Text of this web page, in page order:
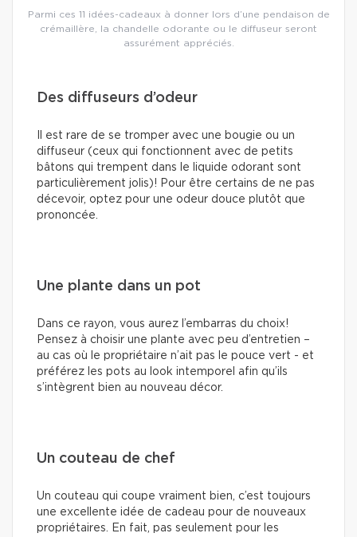
Parmi ces 11 idées-cadeaux à donner lors d’une pendaison de
crémaillère, la chandelle odorante ou le diffuseur seront
assurément appréciés.
Des diffuseurs d’odeur
Il est rare de se tromper avec une bougie ou un
diffuseur (ceux qui fonctionnent avec de petits
bâtons qui trempent dans le liquide odorant sont
particulièrement jolis)! Pour être certains de ne pas
décevoir, optez pour une odeur douce plutôt que
prononcée.
Une plante dans un pot
Dans ce rayon, vous aurez l’embarras du choix!
Pensez à choisir une plante avec peu d’entretien –
au cas où le propriétaire n’ait pas le pouce vert - et
préférez les pots au look intemporel afin qu’ils
s’intègrent bien au nouveau décor.
Un couteau de chef
Un couteau qui coupe vraiment bien, c’est toujours
une excellente idée de cadeau pour de nouveaux
propriétaires. En fait, pas seulement pour les